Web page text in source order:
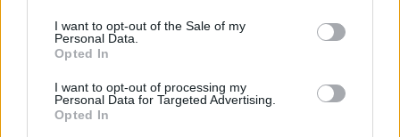
I want to opt-out of the Sale of my
Personal Data.
Opted In
I want to opt-out of processing my
Personal Data for Targeted Advertising.
Opted In
Prochatováno : 0.00 hod.
2
Oblibené místnosti: Žádné